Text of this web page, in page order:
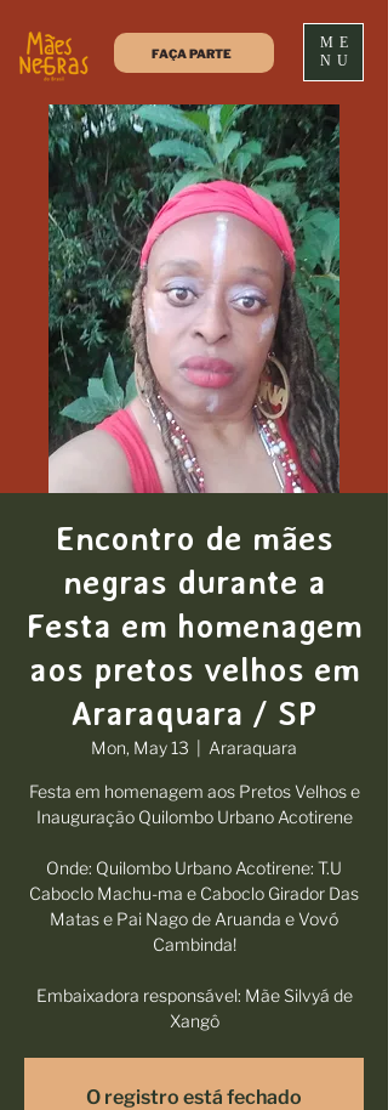
FAÇA PARTE
ME
NU
Encontro de mães
negras durante a
Festa em homenagem
aos pretos velhos em
Araraquara / SP
Mon, May 13 Araraquara
Festa em homenagem aos Pretos Velhos e
Inauguração Quilombo Urbano Acotirene
Onde: Quilombo Urbano Acotirene: T.U
Caboclo Machu-ma e Caboclo Girador Das
Matas e Pai Nago de Aruanda e Vovó
Cambinda!
Embaixadora responsável: Mãe Silvyá de
Xangô
O registro está fechado